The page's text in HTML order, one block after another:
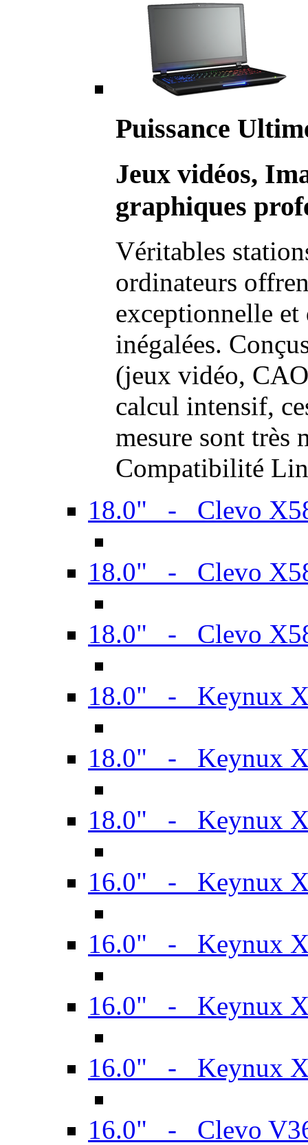
Puissance
Jeux vidéos,
graphiques
Véritables
ordinateurs
exceptionnelle et
inégalées.
(jeux vidéo,
calcul intensif,
mesure sont très
Compatibilité
18.0" - Clevo
18.0" - Clevo
18.0" - Clevo
18.0" - Keynux
18.0" - Keynux
18.0" - Keynux
16.0" - Keynux
16.0" - Keynux
16.0" - Keynux
16.0" - Keynux
16.0" - Clevo